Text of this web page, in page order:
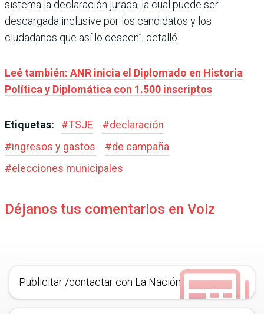
sistema la declaración jurada, la cual puede ser
descargada inclusive por los candidatos y los
ciudadanos que así lo deseen”, detalló.
Leé también: ANR inicia el Diplomado en Historia
Política y Diplomática con 1.500 inscriptos
Etiquetas: #TSJE #declaración
#ingresos y gastos #de campaña
#elecciones municipales
Déjanos tus comentarios en Voiz
Publicitar /contactar con La Nación